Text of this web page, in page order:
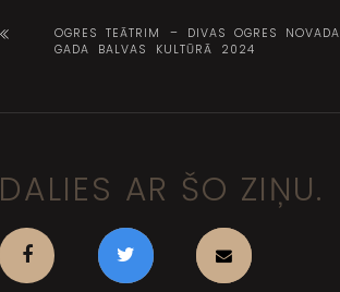
OGRES TEĀTRIM – DIVAS OGRES NOVADA
GADA BALVAS KULTŪRĀ 2024
DALIES AR ŠO ZIŅU.